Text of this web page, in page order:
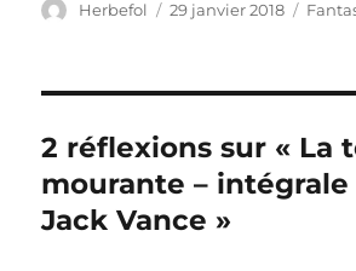
Auteur
Herbefol
Publié
29 janvier 2018
2 réflexions sur « La
mourante – intégrale
Jack Vance »